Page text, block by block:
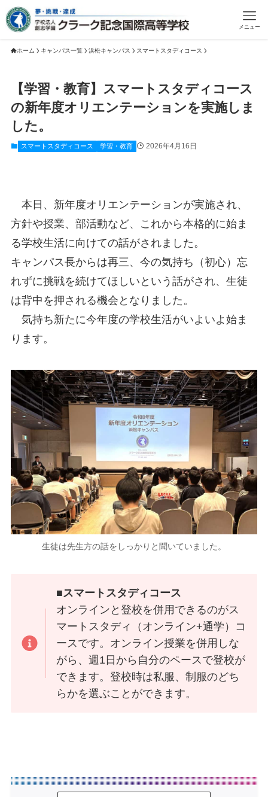
メニュー
ホーム キャンパス一覧 浜松キャンパス スマートスタディコース
【学習・教育】スマートスタディコース
の新年度オリエンテーションを実施しま
した。
スマートスタディコース 学習・教育 2026年4月16日
本日、新年度オリエンテーションが実施され、
方針や授業、部活動など、これから本格的に始ま
る学校生活に向けての話がされました。
キャンパス長からは再三、今の気持ち（初心）忘
れずに挑戦を続けてほしいという話がされ、生徒
は背中を押される機会となりました。
気持ち新たに今年度の学校生活がいよいよ始ま
ります。
生徒は先生方の話をしっかりと聞いていました。
■スマートスタディコース
オンラインと登校を併用できるのがス
マートスタディ（オンライン+通学）コ
ースです。オンライン授業を併用しな
がら、週1日から自分のペースで登校が
できます。登校時は私服、制服のどち
らかを選ぶことができます。